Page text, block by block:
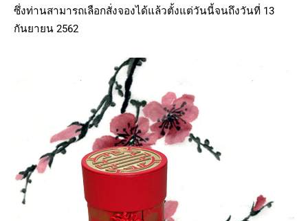
ซึ่งท่านสามารถเลือกสั่งจองได้แล้วตั้งแต่วันนี้จนถึงวันที่ 13
กันยายน 2562